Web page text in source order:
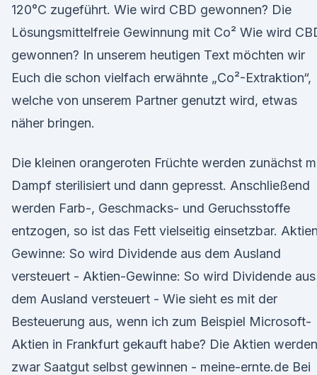
120°C zugeführt. Wie wird CBD gewonnen? Die
Lösungsmittelfreie Gewinnung mit Co² Wie wird
gewonnen? In unserem heutigen Text möchten wir
Euch die schon vielfach erwähnte „Co²-Extraktion“,
welche von unserem Partner genutzt wird, etwas
näher bringen.
Die kleinen orangeroten Früchte werden zunächst
Dampf sterilisiert und dann gepresst. Anschließend
werden Farb-, Geschmacks- und Geruchsstoffe
entzogen, so ist das Fett vielseitig einsetzbar.
Gewinne: So wird Dividende aus dem Ausland
versteuert - Aktien-Gewinne: So wird Dividende aus
dem Ausland versteuert - Wie sieht es mit der
Besteuerung aus, wenn ich zum Beispiel Microsoft-
Aktien in Frankfurt gekauft habe? Die Aktien werden
zwar Saatgut selbst gewinnen - meine-ernte.de Bei